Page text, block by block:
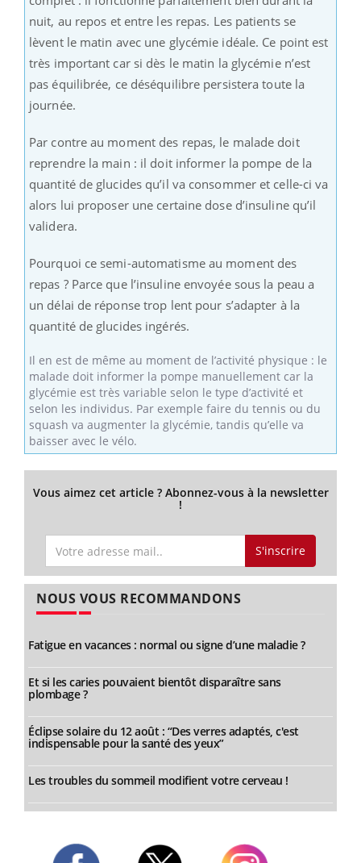
nuit, au repos et entre les repas. Les patients se
lèvent le matin avec une glycémie idéale. Ce point est
très important car si dès le matin la glycémie n’est
pas équilibrée, ce déséquilibre persistera toute la
journée.
Par contre au moment des repas, le malade doit
reprendre la main : il doit informer la pompe de la
quantité de glucides qu’il va consommer et celle-ci va
alors lui proposer une certaine dose d’insuline qu’il
validera.
Pourquoi ce semi-automatisme au moment des
repas ? Parce que l’insuline envoyée sous la peau a
un délai de réponse trop lent pour s’adapter à la
quantité de glucides ingérés.
Il en est de même au moment de l’activité physique : le
malade doit informer la pompe manuellement car la
glycémie est très variable selon le type d’activité et
selon les individus. Par exemple faire du tennis ou du
squash va augmenter la glycémie, tandis qu’elle va
baisser avec le vélo.
Vous aimez cet article ? Abonnez-vous à la newsletter
!
S'inscrire
NOUS VOUS RECOMMANDONS
Fatigue en vacances : normal ou signe d’une maladie ?
Et si les caries pouvaient bientôt disparaître sans
plombage ?
Éclipse solaire du 12 août : “Des verres adaptés, c'est
indispensable pour la santé des yeux”
Les troubles du sommeil modifient votre cerveau !